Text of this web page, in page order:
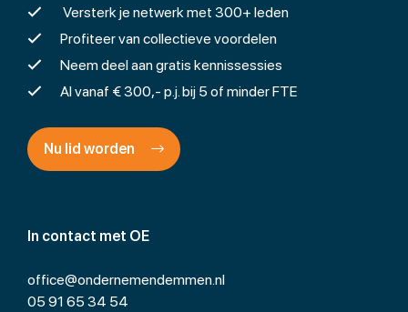
In contact met OE
office@ondernemendemmen.nl
05 91 65 34 54
Versterk je netwerk met 300+ leden
Profiteer van collectieve voordelen
Neem deel aan gratis kennissessies
Al vanaf € 300,- p.j. bij 5 of minder FTE
Nu lid worden